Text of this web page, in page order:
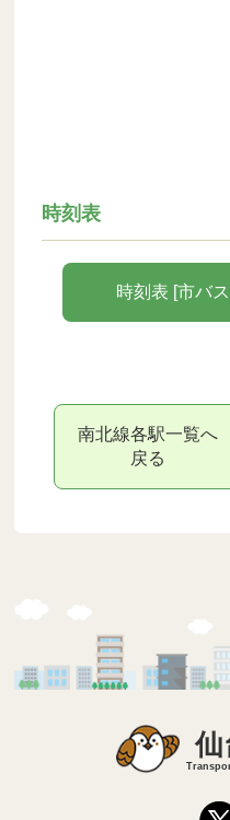
時刻表
時刻表 [市バ
南北線各駅一覧へ
戻る
仙